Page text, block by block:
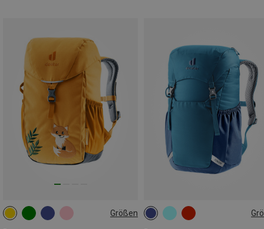
Größen
10L 18L